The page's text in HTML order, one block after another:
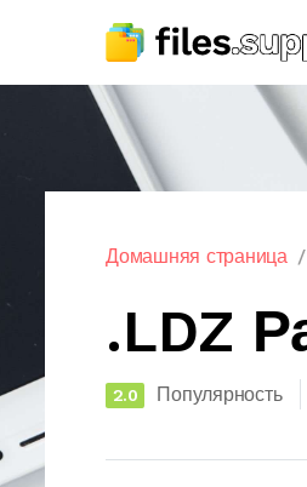
Домашняя страница
.LDZ
2.0 Популярность